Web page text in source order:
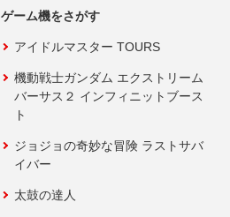
ゲーム機をさがす
アイドルマスター TOURS
機動戦士ガンダム エクストリーム
バーサス２ インフィニットブース
ト
ジョジョの奇妙な冒険 ラストサバ
イバー
太鼓の達人